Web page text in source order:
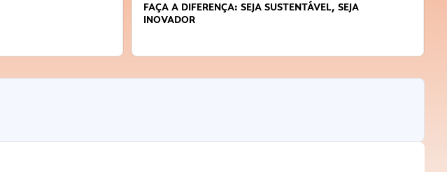
FAÇA A DIFERENÇA: SEJA SUSTENTÁVEL, SEJA
INOVADOR